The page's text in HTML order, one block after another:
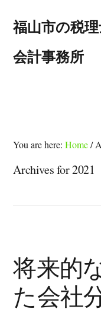
primary
navigation
main
content
footer
福山市の税
会計事務所
You are here:Home /
Archives for 2021
将来的
た会社